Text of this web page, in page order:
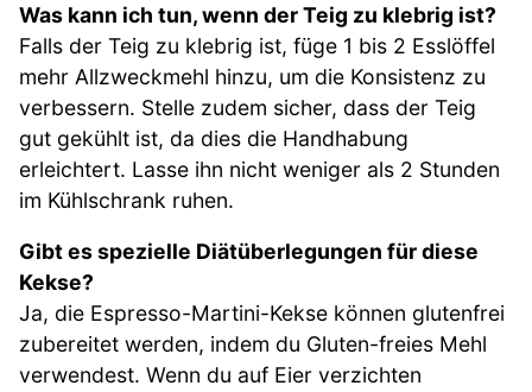
Was kann ich tun, wenn der Teig zu klebrig ist?
Falls der Teig zu klebrig ist, füge 1 bis 2 Esslöffel
mehr Allzweckmehl hinzu, um die Konsistenz zu
verbessern. Stelle zudem sicher, dass der Teig
gut gekühlt ist, da dies die Handhabung
erleichtert. Lasse ihn nicht weniger als 2 Stunden
im Kühlschrank ruhen.
Gibt es spezielle Diätüberlegungen für diese
Kekse?
Ja, die Espresso-Martini-Kekse können glutenfrei
zubereitet werden, indem du Gluten-freies Mehl
verwendest. Wenn du auf Eier verzichten